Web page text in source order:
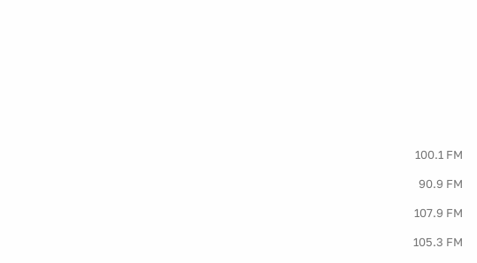
100.1 FM
90.9 FM
107.9 FM
105.3 FM